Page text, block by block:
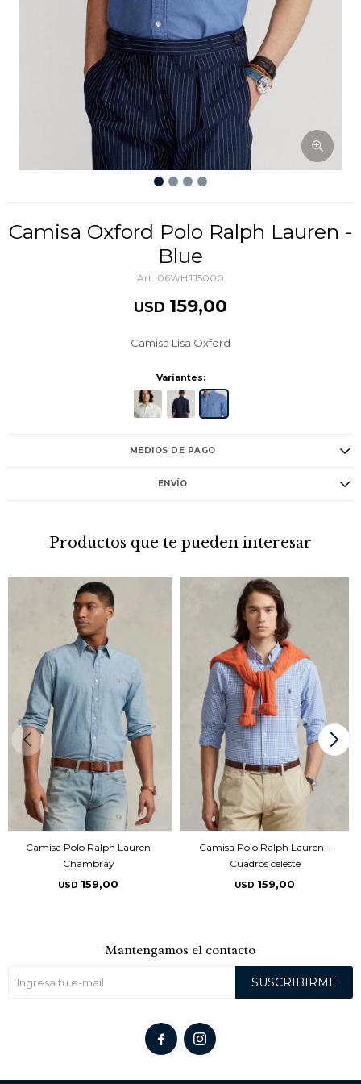
Camisa Oxford Polo Ralph Lauren -
Blue
06WHJJ5000
USD 159,00
Camisa Lisa Oxford
Variantes:
MEDIOS DE PAGO
ENVÍO
Productos que te pueden interesar
Camisa Polo Ralph Lauren
Chambray
USD 159,00
Camisa Polo Ralph Lauren -
Cuadros celeste
USD 159,00
Mantengamos el contacto
SUSCRIBIRME
 